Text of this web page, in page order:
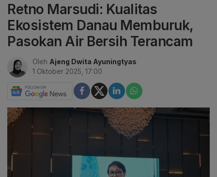
Retno Marsudi: Kualitas
Ekosistem Danau Memburuk,
Pasokan Air Bersih Terancam
Oleh Ajeng Dwita Ayuningtyas
1 Oktober 2025, 17:00